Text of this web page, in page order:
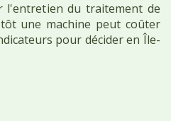
l'entretien du traitement de
une machine peut coûter
pour décider en Île-